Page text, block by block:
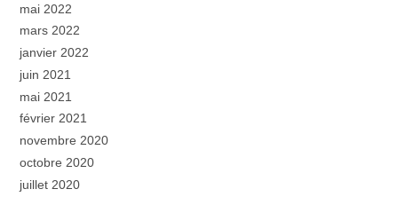
mai 2022
mars 2022
janvier 2022
juin 2021
mai 2021
février 2021
novembre 2020
octobre 2020
juillet 2020